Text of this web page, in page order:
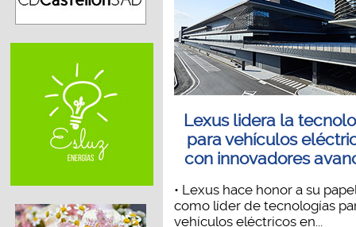
Lexus lidera la
para vehículos
con innovadores
• Lexus hace honor a su
como líder de tecnologías
vehículos eléctricos en...